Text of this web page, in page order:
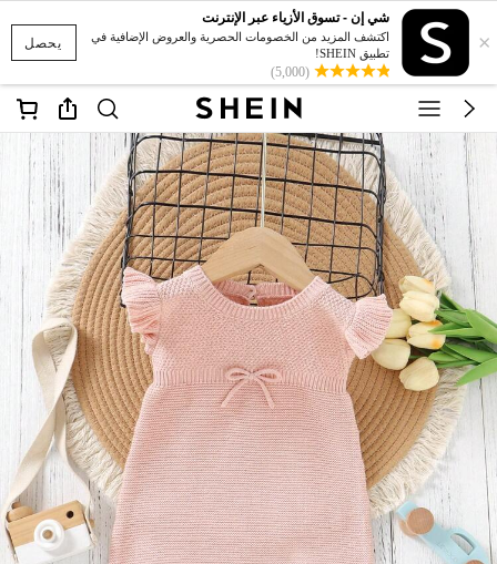
يحصل ×
شي إن - تسوق الأزياء عبر الإنترنت
اكتشف المزيد من الخصومات الحصرية والعروض الإضافية في
تطبيق SHEIN!
(5,000)